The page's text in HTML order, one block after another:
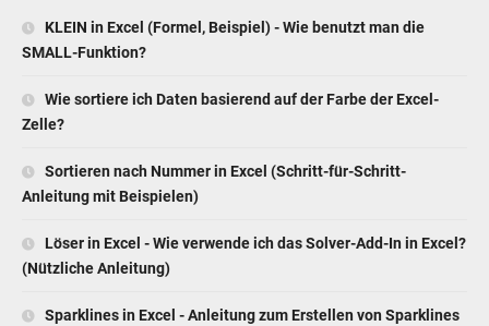
KLEIN in Excel (Formel, Beispiel) - Wie benutzt man die
SMALL-Funktion?
Wie sortiere ich Daten basierend auf der Farbe der Excel-
Zelle?
Sortieren nach Nummer in Excel (Schritt-für-Schritt-
Anleitung mit Beispielen)
Löser in Excel - Wie verwende ich das Solver-Add-In in Excel?
(Nützliche Anleitung)
Sparklines in Excel - Anleitung zum Erstellen von Sparklines